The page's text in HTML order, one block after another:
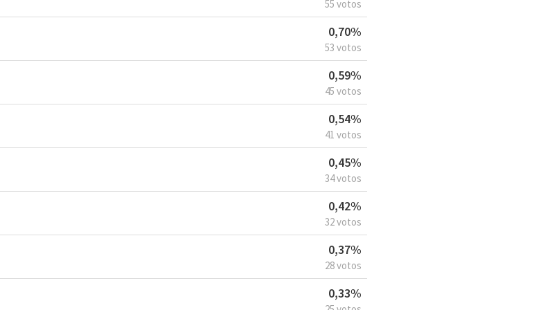
55 votos
0,70%
53 votos
0,59%
45 votos
0,54%
41 votos
0,45%
34 votos
0,42%
32 votos
0,37%
28 votos
0,33%